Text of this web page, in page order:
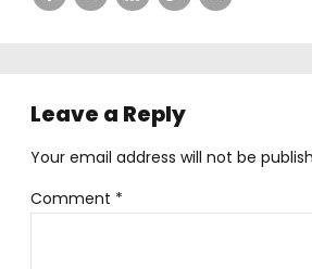
Leave a Reply
Your email address will not be
Comment *